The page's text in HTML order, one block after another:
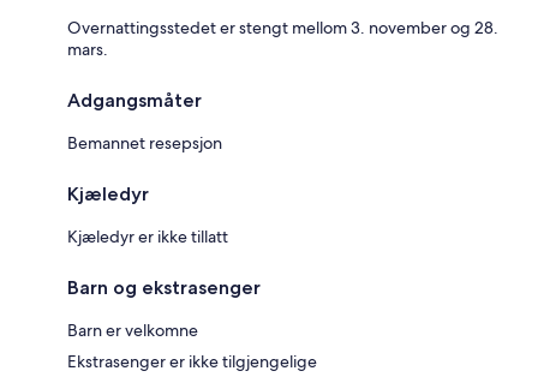
Overnattingsstedet er stengt mellom 3. november og 28.
mars.
Adgangsmåter
Bemannet resepsjon
Kjæledyr
Kjæledyr er ikke tillatt
Barn og ekstrasenger
Barn er velkomne
Ekstrasenger er ikke tilgjengelige